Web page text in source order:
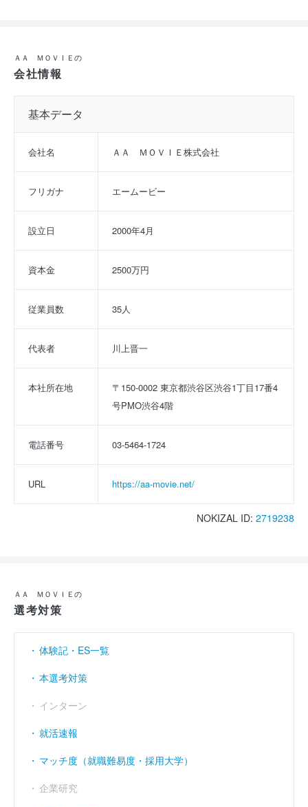
ＡＡ ＭＯＶＩＥの
会社情報
基本データ
会社名 ＡＡ　ＭＯＶＩＥ株式会社
フリガナ エームービー
設立日 2000年4月
資本金 2500万円
従業員数 35人
代表者 川上晋一
本社所在地
〒150-0002 東京都渋谷区渋谷1丁目17番4
号PMO渋谷4階
電話番号 03-5464-1724
URL https://aa-movie.net/
NOKIZAL ID: 2719238
ＡＡ ＭＯＶＩＥの
選考対策
体験記・ES一覧
本選考対策
インターン
就活速報
マッチ度（就職難易度・採用大学）
企業研究